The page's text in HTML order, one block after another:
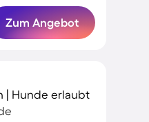
Zum Angebot
| Hunde erlaubt